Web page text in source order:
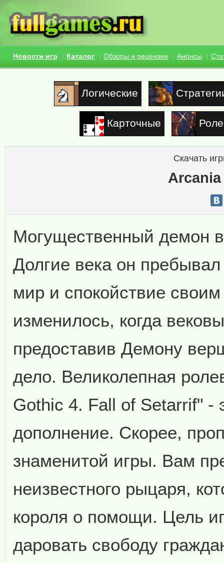
Новости игр Каталог Обзоры и рецензии Анонсы
Логические
Карточные
Скачать
Могущественный демон
Долгие века он
мир и спокойствие
изменилось, когда
предоставив Демону
дело. Великолепная
Gothic 4. Fall of Setarrif" -
дополнение. Скорее,
знаменитой игры. Вам
неизвестного рыцаря,
короля о помощи. Цель
даровать свободу